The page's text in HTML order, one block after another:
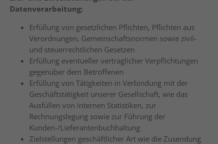
Datenverarbeitung:
Erfüllung von gesetzlichen Pflichten, Pflichten aus
Verordnungen, Gemeinschaftsnormen sowie zivil-
und steuerrechtlichen Gesetzen
Erfüllung eventueller vertraglicher Verpflichtungen
gegenüber dem Betroffenen
Erfüllung von Tätigkeiten in Verbindung mit der
Geschäftstätigkeit unserer Gesellschaft, wie das
Ausfüllen von internen Statistiken, zur
Rechnungslegung sowie zur Führung der
Kunden-/Lieferantenbuchhaltung
Zielstellungen geschäftlicher Art wie die Zusendung